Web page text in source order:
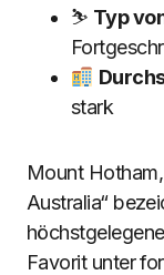
⛷ Typ
stark
Mount
Australia“
Favorit unter